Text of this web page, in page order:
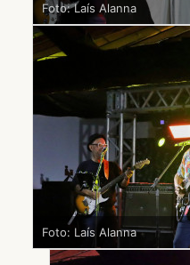
Foto: Laís Alanna
Foto: Laís Alanna